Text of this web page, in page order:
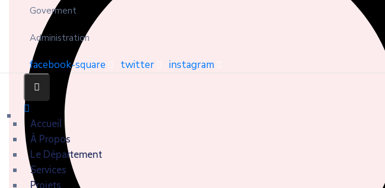
Goverment
Administration
facebook-square twitter instagram
Accueil
À Propos
Le Département
Services
Projets